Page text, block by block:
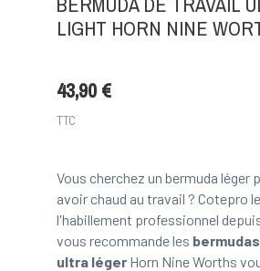
LIGHT HORN NINE
43,90 €
TTC
Vous cherchez un bermuda léger
avoir chaud au travail ? Cotepro
l'habillement professionnel
vous recommande les
ultra légerHorn Nine Worths